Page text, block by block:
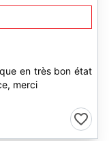
en très bon état
merci